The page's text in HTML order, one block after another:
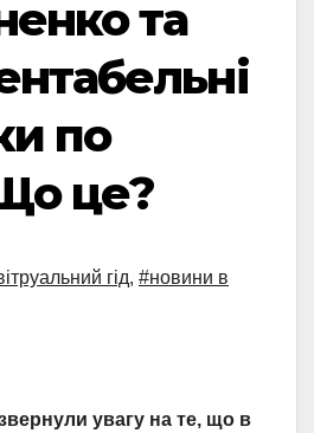
та
по
це?
гід, #новини в
увагу на те, що в